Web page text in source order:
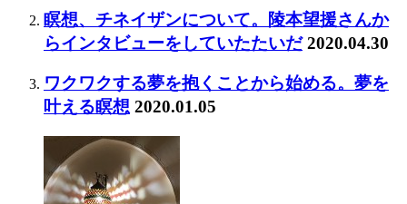
瞑想、チネイザンについて。陵本望援さんか
らインタビューをしていたたいだ 2020.04.30
ワクワクする夢を抱くことから始める。夢を
叶える瞑想 2020.01.05